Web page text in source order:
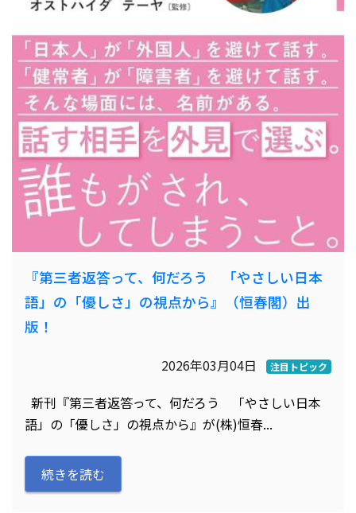
『第三者返答って、何だろう 「やさしい日本
語」の「優しさ」の視点から』（恒春閣）出
版！
2026年03月04日 注目トピック
新刊『第三者返答って、何だろう 「やさしい日本
語」の「優しさ」の視点から』が(株)恒春...
続きを読む